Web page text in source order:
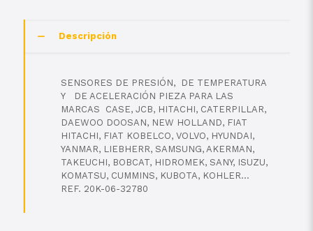
Descripción
SENSORES DE PRESIÓN, DE TEMPERATURA
Y DE ACELERACIÓN PIEZA PARA LAS
MARCAS CASE, JCB, HITACHI, CATERPILLAR,
DAEWOO DOOSAN, NEW HOLLAND, FIAT
HITACHI, FIAT KOBELCO, VOLVO, HYUNDAI,
YANMAR, LIEBHERR, SAMSUNG, AKERMAN,
TAKEUCHI, BOBCAT, HIDROMEK, SANY, ISUZU,
KOMATSU, CUMMINS, KUBOTA, KOHLER…
REF. 20K-06-32780